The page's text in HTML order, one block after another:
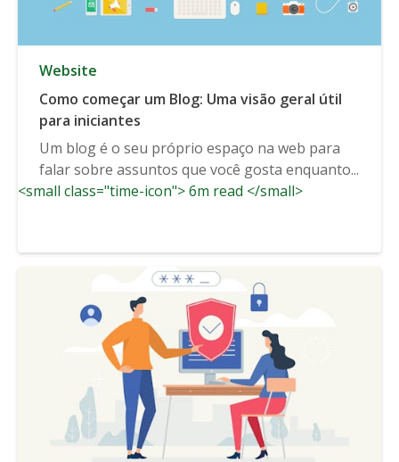
Website
Como começar um Blog: Uma visão geral útil
para iniciantes
Um blog é o seu próprio espaço na web para
falar sobre assuntos que você gosta enquanto...
<small class="time-icon"> 6m read </small>